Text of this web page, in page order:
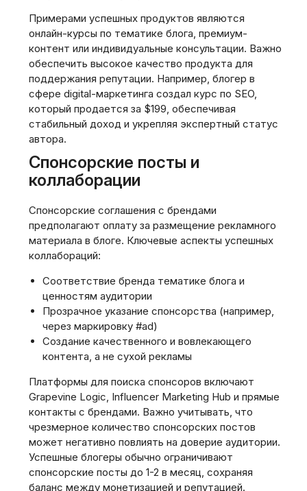
Примерами успешных продуктов являются
онлайн-курсы по тематике блога, премиум-
контент или индивидуальные консультации. Важно
обеспечить высокое качество продукта для
поддержания репутации. Например, блогер в
сфере digital-маркетинга создал курс по SEO,
который продается за $199, обеспечивая
стабильный доход и укрепляя экспертный статус
автора.
Спонсорские посты и
коллаборации
Спонсорские соглашения с брендами
предполагают оплату за размещение рекламного
материала в блоге. Ключевые аспекты успешных
коллабораций:
Соответствие бренда тематике блога и
ценностям аудитории
Прозрачное указание спонсорства (например,
через маркировку #ad)
Создание качественного и вовлекающего
контента, а не сухой рекламы
Платформы для поиска спонсоров включают
Grapevine Logic, Influencer Marketing Hub и прямые
контакты с брендами. Важно учитывать, что
чрезмерное количество спонсорских постов
может негативно повлиять на доверие аудитории.
Успешные блогеры обычно ограничивают
спонсорские посты до 1-2 в месяц, сохраняя
баланс между монетизацией и репутацией.